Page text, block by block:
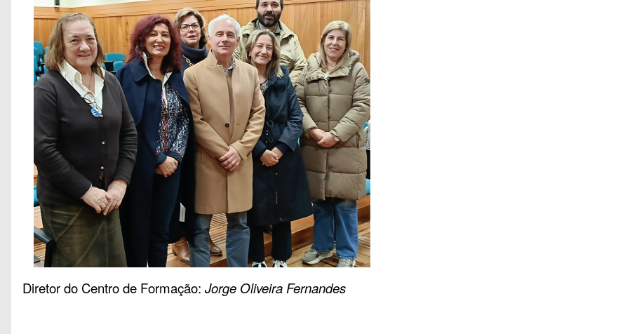
Diretor do Centro de Formação: Jorge Oliveira Fernandes